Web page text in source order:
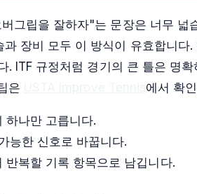
그립을 잘하자"는 문장은 너무
과 장비 모두 이 방식이 유효합니
. ITF 규정처럼 경기의 큰 틀은 명
은
에서 확
하나만 고릅니다.
능한 신호로 바꿉니다.
반복할 기록 항목으로 남깁니다.